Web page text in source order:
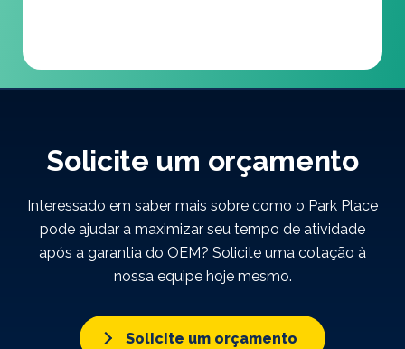
Solicite um orçamento
Interessado em saber mais sobre como o Park Place
pode ajudar a maximizar seu tempo de atividade
após a garantia do OEM? Solicite uma cotação à
nossa equipe hoje mesmo.
Solicite um orçamento